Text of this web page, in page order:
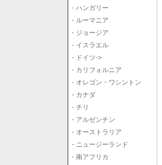
- ハンガリー
- ルーマニア
- ジョージア
- イスラエル
- ドイツ->
- カリフォルニア
- オレゴン・ワシントン
- カナダ
- チリ
- アルゼンチン
- オーストラリア
- ニュージーランド
- 南アフリカ